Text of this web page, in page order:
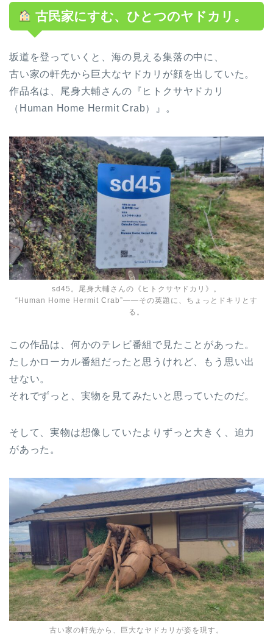
古民家にすむ、ひとつのヤドカリ。
坂道を登っていくと、海の見える集落の中に、
古い家の軒先から巨大なヤドカリが顔を出していた。
作品名は、尾身大輔さんの『ヒトクサヤドカリ
（Human Home Hermit Crab）』。
sd45。尾身大輔さんの《ヒトクサヤドカリ》。
“Human Home Hermit Crab”――その英題に、ちょっとドキリとす
る。
この作品は、何かのテレビ番組で見たことがあった。
たしかローカル番組だったと思うけれど、もう思い出
せない。
それでずっと、実物を見てみたいと思っていたのだ。
そして、実物は想像していたよりずっと大きく、迫力
があった。
古い家の軒先から、巨大なヤドカリが姿を現す。